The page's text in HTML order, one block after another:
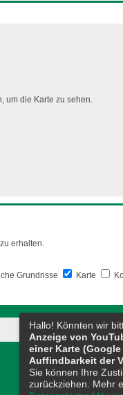
um die Karte zu sehen.
erhalten.
Grundrisse Karte
Hallo! Könnten wir
Anzeige von
einer Karte
Auffindbarkeit der
Sie können Ihre
zurückziehen. Mehr